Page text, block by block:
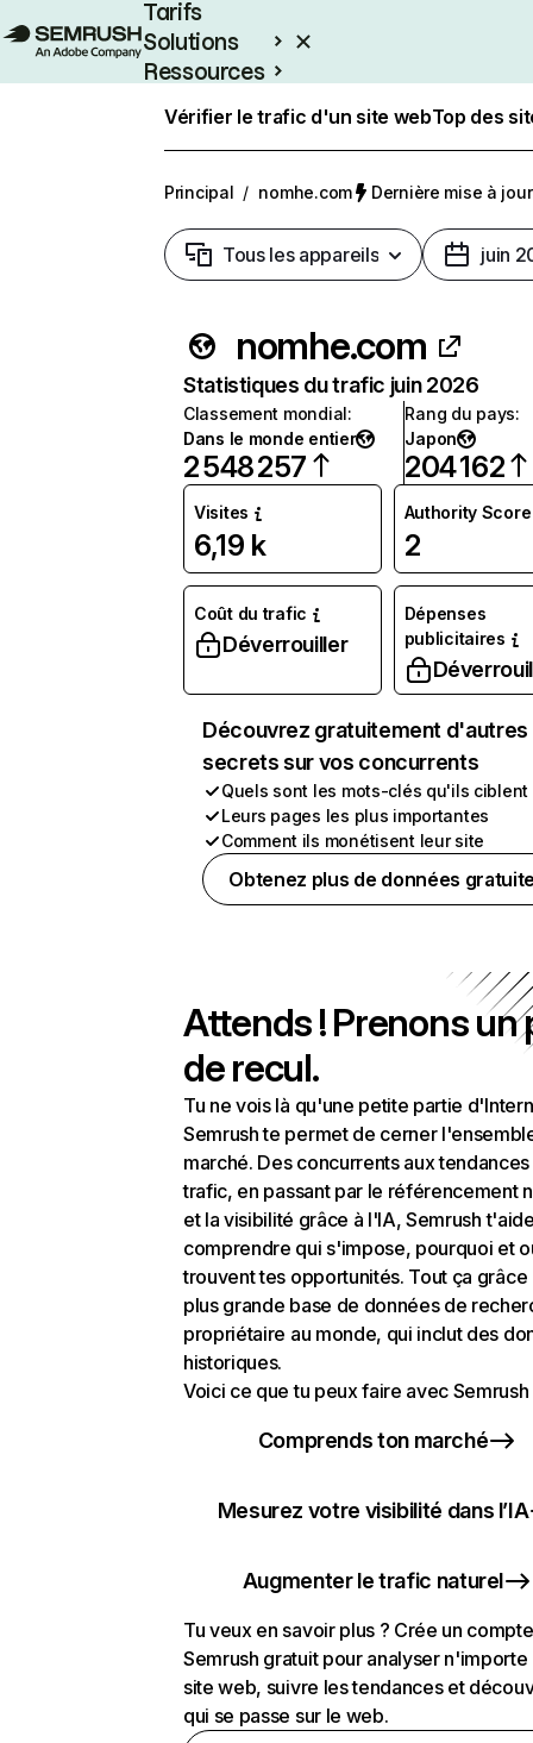
Tarifs
Solutions
Ressources
Vérifier le trafic d'un site webTop des
Principal / nomhe.com Dernière mise à
Tous les appareils juin
nomhe.com
Statistiques du trafic juin 2026
Classement mondial:
Dans le monde entier
2 548 257
Rang du pays:
Japon
204 162
Visites
6,19 k
Authority Score
2
Coût du trafic
Déverrouiller
Dépenses
publicitaires
Découvrez gratuitement d'autres
secrets sur vos concurrents
Quels sont les mots-clés qu'ils ciblent
Leurs pages les plus importantes
Comment ils monétisent leur site
Obtenez plus de données
Attends ! Prenons un
de recul.
Tu ne vois là qu'une petite partie
Semrush te permet de cerner
marché. Des concurrents aux
trafic, en passant par le référencement
et la visibilité grâce à l'IA, Semrush
comprendre qui s'impose, pourquoi et
trouvent tes opportunités. Tout ça grâce
plus grande base de données de
propriétaire au monde, qui inclut des
historiques.
Voici ce que tu peux faire avec Semrush
Comprends ton marché
Mesurez votre visibilité dans l’IA
Augmenter le trafic naturel
Tu veux en savoir plus ? Crée un compte
Semrush gratuit pour analyser n'importe
site web, suivre les tendances et
qui se passe sur le web.